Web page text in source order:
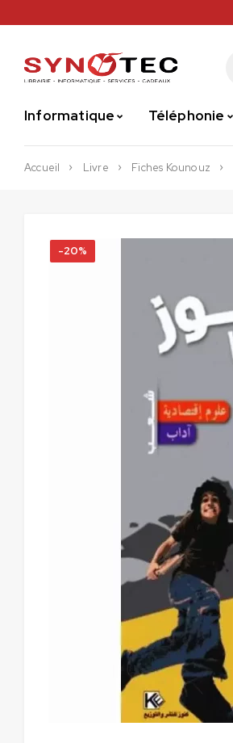
Informatique Téléphonie
Accueil Livre Fiches Kounouz
-20%